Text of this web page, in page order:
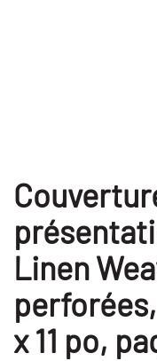
Linen
x 11 po,